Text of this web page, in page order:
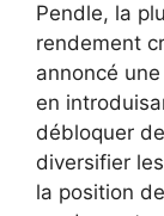
Pendle, la
rendement
annoncé
en
débloquer
diversifier
la position